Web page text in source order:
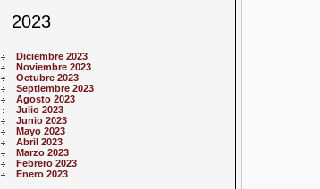
2023
Diciembre 2023
Noviembre 2023
Octubre 2023
Septiembre 2023
Agosto 2023
Julio 2023
Junio 2023
Mayo 2023
Abril 2023
Marzo 2023
Febrero 2023
Enero 2023